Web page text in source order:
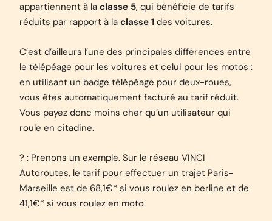
appartiennent à la classe 5, qui bénéficie de tarifs
réduits par rapport à la classe 1 des voitures.
C’est d’ailleurs l’une des principales différences entre
le télépéage pour les voitures et celui pour les motos :
en utilisant un badge télépéage pour deux-roues,
vous êtes automatiquement facturé au tarif réduit.
Vous payez donc moins cher qu’un utilisateur qui
roule en citadine.
? : Prenons un exemple. Sur le réseau VINCI
Autoroutes, le tarif pour effectuer un trajet Paris-
Marseille est de 68,1€* si vous roulez en berline et de
41,1€* si vous roulez en moto.